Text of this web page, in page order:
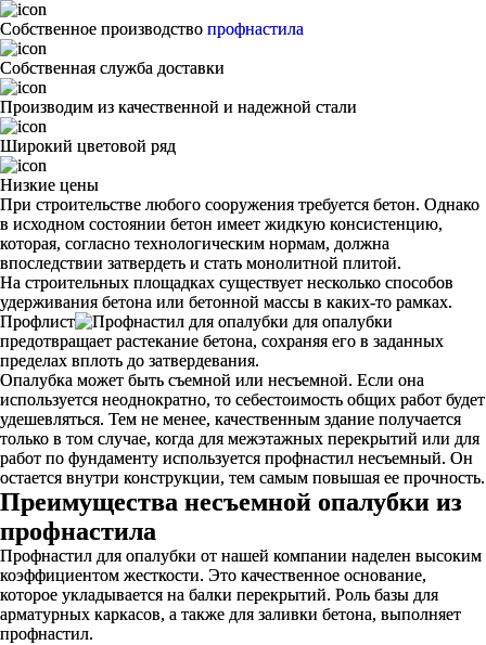
Собственное производство профнастила
Собственная служба доставки
Производим из качественной и надежной стали
Широкий цветовой ряд
Низкие цены
При строительстве любого сооружения требуется бетон. Однако
в исходном состоянии бетон имеет жидкую консистенцию,
которая, согласно технологическим нормам, должна
впоследствии затвердеть и стать монолитной плитой.
На строительных площадках существует несколько способов
удерживания бетона или бетонной массы в каких-то рамках.
Профлист
для опалубки
предотвращает растекание бетона, сохраняя его в заданных
пределах вплоть до затвердевания.
Опалубка может быть съемной или несъемной. Если она
используется неоднократно, то себестоимость общих работ будет
удешевляться. Тем не менее, качественным здание получается
только в том случае, когда для межэтажных перекрытий или для
работ по фундаменту используется профнастил несъемный. Он
остается внутри конструкции, тем самым повышая ее прочность.
Преимущества несъемной опалубки из
профнастила
Профнастил для опалубки от нашей компании наделен высоким
коэффициентом жесткости. Это качественное основание,
которое укладывается на балки перекрытий. Роль базы для
арматурных каркасов, а также для заливки бетона, выполняет
профнастил.